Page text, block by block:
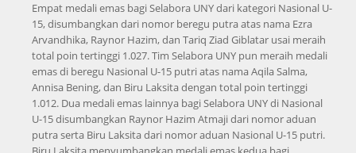
Empat medali emas bagi Selabora UNY dari kategori Nasional U-
15, disumbangkan dari nomor beregu putra atas nama Ezra
Arvandhika, Raynor Hazim, dan Tariq Ziad Giblatar usai meraih
total poin tertinggi 1.027. Tim Selabora UNY pun meraih medali
emas di beregu Nasional U-15 putri atas nama Aqila Salma,
Annisa Bening, dan Biru Laksita dengan total poin tertinggi
1.012. Dua medali emas lainnya bagi Selabora UNY di Nasional
U-15 disumbangkan Raynor Hazim Atmaji dari nomor aduan
putra serta Biru Laksita dari nomor aduan Nasional U-15 putri.